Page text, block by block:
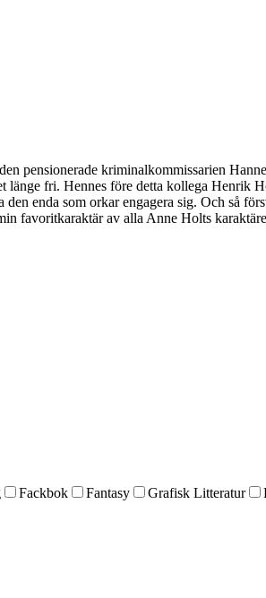
pensionerade kriminalkommissarien
fri. Hennes före detta kollega Henrik
enda som orkar engagera sig. Och så
favoritkaraktär av alla Anne Holts
Fackbok Fantasy Grafisk Litteratur